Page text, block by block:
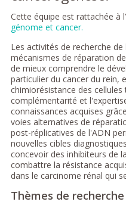
Cette équipe est rattachée à l’
génome et cancer.
Les activités de recherche
mécanismes de réparation
de mieux comprendre le
particulier du cancer du rein,
chimiorésistance des
complémentarité et
connaissances acquises
voies alternatives de
post-réplicatives de l'ADN
nouvelles cibles
concevoir des inhibiteurs de
combattre la résistance
dans le carcinome rénal qui
Thèmes de recherche